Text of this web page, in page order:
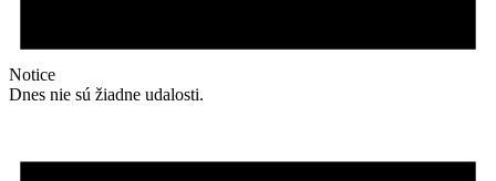
Notice
Dnes nie sú žiadne udalosti.